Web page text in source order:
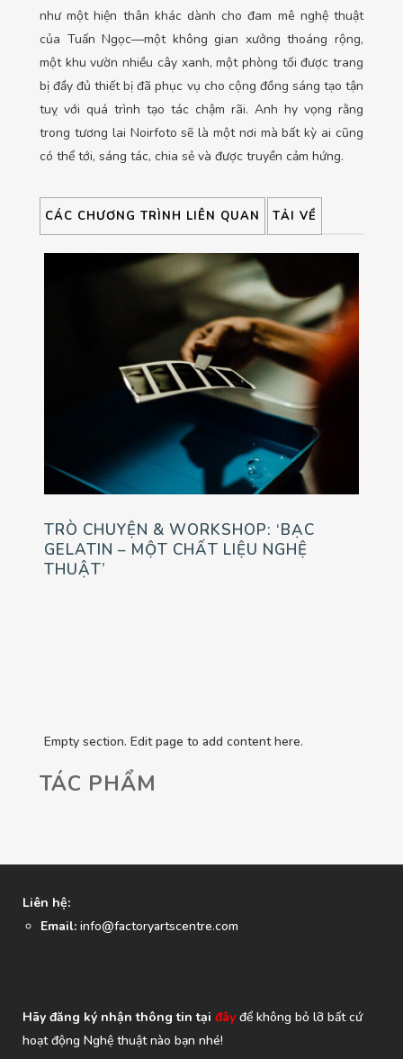
như một hiện thân khác dành cho đam mê nghệ thuật
của Tuấn Ngọc—một không gian xưởng thoáng rộng,
một khu vườn nhiều cây xanh, một phòng tối được trang
bị đầy đủ thiết bị đã phục vụ cho cộng đồng sáng tạo tận
tuỵ với quá trình tạo tác chậm rãi. Anh hy vọng rằng
trong tương lai Noirfoto sẽ là một nơi mà bất kỳ ai cũng
có thể tới, sáng tác, chia sẻ và được truyền cảm hứng.
CÁC CHƯƠNG TRÌNH LIÊN QUAN TẢI VỀ
TRÒ CHUYỆN & WORKSHOP: ‘BẠC
GELATIN – MỘT CHẤT LIỆU NGHỆ
THUẬT’
Empty section. Edit page to add content here.
TÁC PHẨM
Liên hệ:
Email: info@factoryartscentre.com
Hãy đăng ký nhận thông tin tại đây để không bỏ lỡ bất cứ
hoạt động Nghệ thuật nào bạn nhé!